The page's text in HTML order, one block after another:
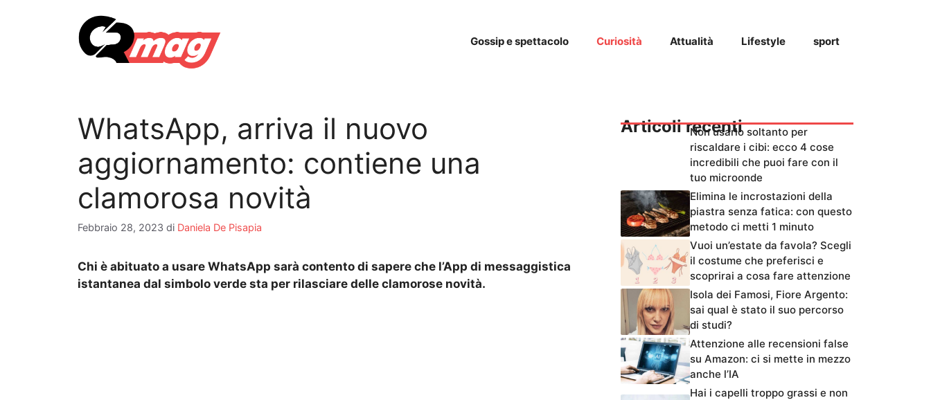
Gossip e spettacolo Curiosità Attualità Lifestyle sport
WhatsApp, arriva il nuovo
aggiornamento: contiene una
clamorosa novità
Febbraio 28, 2023 di Daniela De Pisapia
Chi è abituato a usare WhatsApp sarà contento di sapere che l’App di messaggistica
istantanea dal simbolo verde sta per rilasciare delle clamorose novità.
Articoli recentiNon usarlo soltanto per
riscaldare i cibi: ecco 4 cose
incredibili che puoi fare con il
tuo microonde
Elimina le incrostazioni della
piastra senza fatica: con questo
metodo ci metti 1 minuto
Vuoi un’estate da favola? Scegli
il costume che preferisci e
scoprirai a cosa fare attenzione
Isola dei Famosi, Fiore Argento:
sai qual è stato il suo percorso
di studi?
Attenzione alle recensioni false
su Amazon: ci si mette in mezzo
anche l’IA
Hai i capelli troppo grassi e non